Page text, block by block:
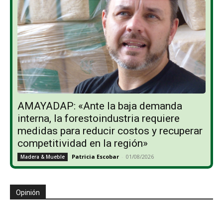
AMAYADAP: «Ante la baja demanda
interna, la forestoindustria requiere
medidas para reducir costos y recuperar
competitividad en la región»
Madera & Mueble Patricia Escobar - 01/08/2026
Opinión